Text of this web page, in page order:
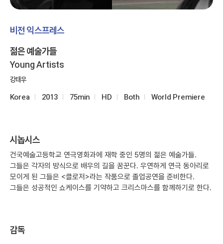
비전 익스프레스
젊은 예술가들
Young Artists
강태우
Korea 2013 75min HD Both World Premiere
시놉시스
건국예술고등학교 연극영화과에 재학 중인 5명의 젊은 예술가들.
그들은 각자의 방식으로 배우의 길을 꿈꾼다. 우연하게 연극 동아리로
모이게 된 그들은 <클로저>라는 작품으로 졸업공연을 준비한다.
그들은 성공적인 쇼케이스를 기약하고 크리스마스를 함께하기로 한다.
감독